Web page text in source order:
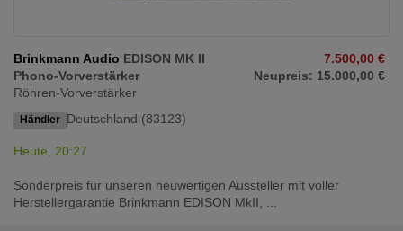
Brinkmann Audio EDISON MK II
Phono-Vorverstärker
Röhren-Vorverstärker
Händler Deutschland (83123)
7.500,00 €
Neupreis: 15.000,00 €
Heute, 20:27
Sonderpreis für unseren neuwertigen Aussteller mit voller
Herstellergarantie Brinkmann EDISON MkII, ...